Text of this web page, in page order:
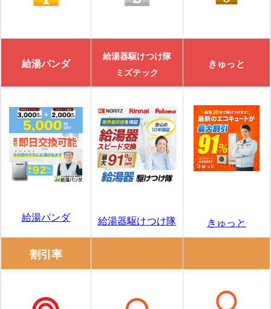
給湯パンダ
給湯器駆けつけ隊
ミズテック
きゅっと
給湯パンダ 給湯器駆けつけ隊 きゅっと
割引率